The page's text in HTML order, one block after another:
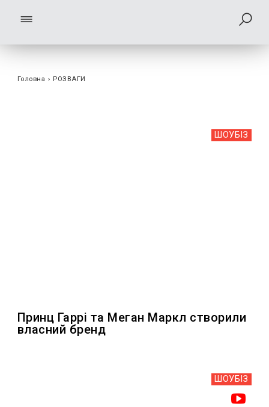
Головна › РОЗВАГИ
ШОУБIЗ
Принц Гаррі та Меган Маркл створили
власний бренд
ШОУБIЗ